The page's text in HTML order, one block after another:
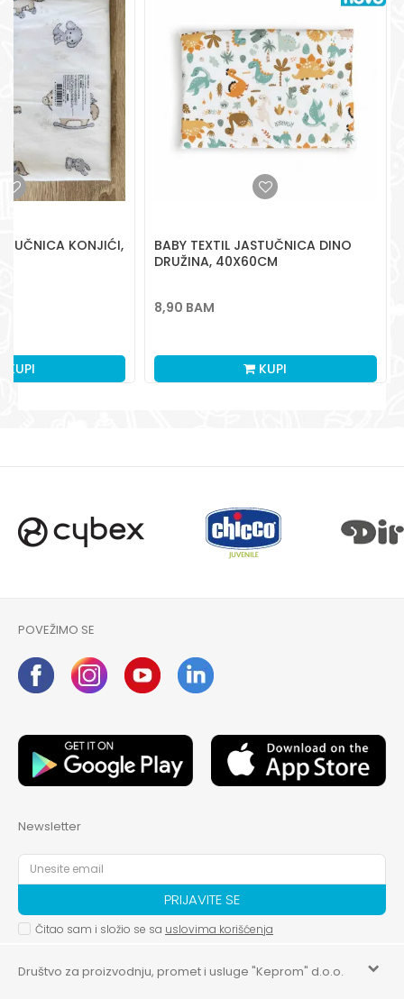
Za više informacija,
pomoć i porudžbine
+387 656-72209
Radno vreme
Pon-Subota: 09:00-
15:00h
Pišite nam
aksaonlinebih@aksabih.ba
Poruka
POŠALJI
KONJIĆI,
KUPI
BABY TEXTIL JASTUČNICA DINO
DRUŽINA, 40X60CM
8,90 BAM
KUPI
POVEŽIMO SE
Newsletter
PRIJAVITE SE
Čitao sam i složio se sa uslovima korišćenja
Društvo za proizvodnju, promet i usluge "Keprom" d.o.o.